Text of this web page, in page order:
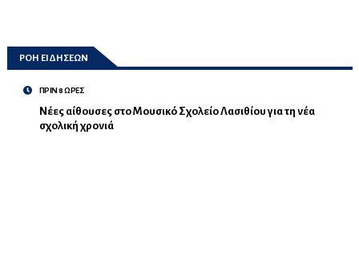
ΡΟΗ ΕΙΔΗΣΕΩΝ
ΠΡΙΝ 8 ΩΡΕΣ
Νέες αίθουσες στο Μουσικό Σχολείο Λασιθίου για τη νέα
σχολική χρονιά